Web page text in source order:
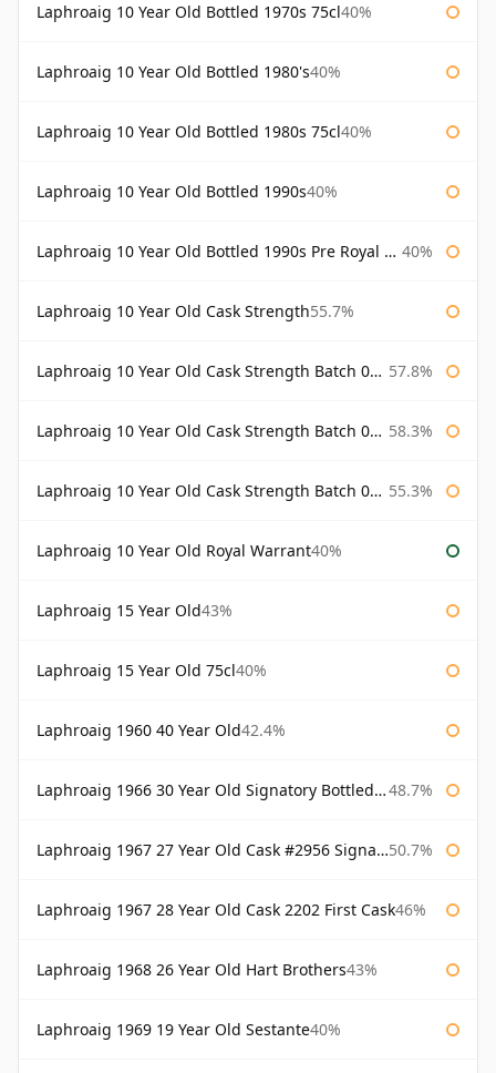
Laphroaig 10 Year Old Bottled 1970s 75cl40%
Laphroaig 10 Year Old Bottled 1980's40%
Laphroaig 10 Year Old Bottled 1980s 75cl40%
Laphroaig 10 Year Old Bottled 1990s40%
Laphroaig 10 Year Old Bottled 1990s Pre Royal Warrant 40%
Laphroaig 10 Year Old Cask Strength55.7%
Laphroaig 10 Year Old Cask Strength Batch 001 Bottled 2009 57.8%
Laphroaig 10 Year Old Cask Strength Batch 002 Bottled 2010 58.3%
Laphroaig 10 Year Old Cask Strength Batch 003 Bottled 2011 55.3%
Laphroaig 10 Year Old Royal Warrant40%
Laphroaig 15 Year Old43%
Laphroaig 15 Year Old 75cl40%
Laphroaig 1960 40 Year Old42.4%
Laphroaig 1966 30 Year Old Signatory Bottled 1996 48.7%
Laphroaig 1967 27 Year Old Cask #2956 Signatory 50.7%
Laphroaig 1967 28 Year Old Cask 2202 First Cask46%
Laphroaig 1968 26 Year Old Hart Brothers43%
Laphroaig 1969 19 Year Old Sestante40%